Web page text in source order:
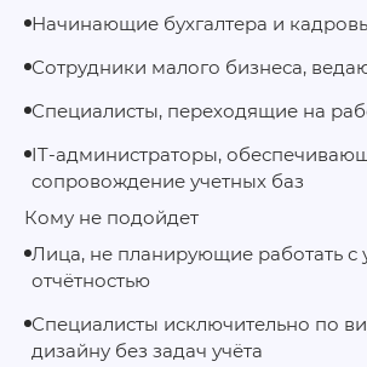
Начинающие бухгалтера и
Сотрудники малого бизнеса,
Специалисты, переходящие на
IT-администраторы,
сопровождение учетных баз
Кому не подойдет
Лица, не планирующие работать с
отчётностью
Специалисты исключительно по
дизайну без задач учёта